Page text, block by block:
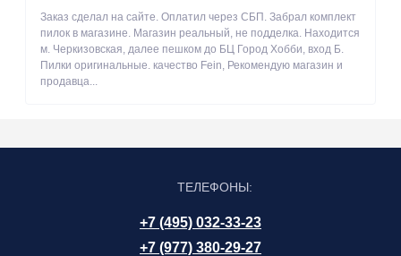
Заказ сделал на сайте. Оплатил через СБП. Забрал комплект
пилок в магазине. Магазин реальный, не подделка. Находится
м. Черкизовская, далее пешком до БЦ Город Хобби, вход Б.
Пилки оригинальные. качество Fein, Рекомендую магазин и
продавца...
ТЕЛЕФОНЫ:
+7 (495) 032-33-23
+7 (977) 380-29-27